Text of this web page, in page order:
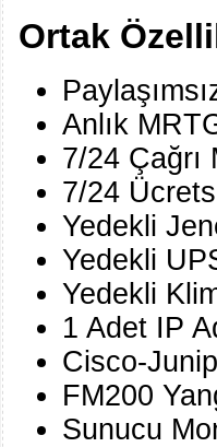
Ortak
Anlık
7/24 Çağrı
7/24
Yedekli
Yedekli
Yedekli
1 Adet IP
Cisco-
FM200
Sunucu